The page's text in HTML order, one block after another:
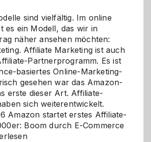
sind vielfältig. Im online
es ein Modell, das wir in
näher ansehen möchten:
Affiliate Marketing ist auch
Partnerprogramm. Es ist
basiertes Online-Marketing-
gesehen war das Amazon-
erste dieser Art. Affiliate-
sich weiterentwickelt.
Amazon startet erstes Affiliate-
Boom durch E-Commerce